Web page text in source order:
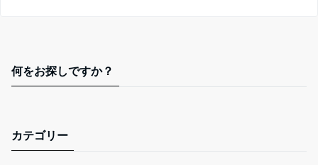
何をお探しですか？
カテゴリー